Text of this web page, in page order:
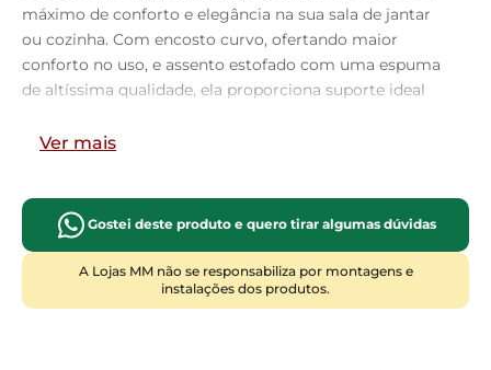
máximo de conforto e elegância na sua sala de jantar
ou cozinha. Com encosto curvo, ofertando maior
conforto no uso, e assento estofado com uma espuma
de altíssima qualidade, ela proporciona suporte ideal
combinar durabilidade e estilo, ela é a escolha perfeita
Dimensões da Banqueta (L x A x P)
44,2 x 103,5 x 44 cm
Altura do chão ao assento: 76,2
Ver mais
Gostei deste produto e quero tirar algumas dúvidas
A Lojas MM não se responsabiliza por montagens e
instalações dos produtos.